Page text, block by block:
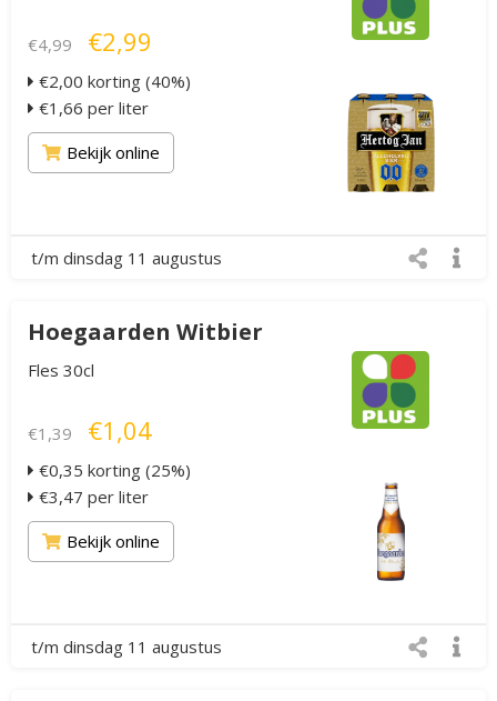
€4,99 €2,99
€2,00 korting (40%)
€1,66 per liter
Bekijk online
t/m dinsdag 11 augustus
Hoegaarden Witbier
Fles 30cl
€1,39 €1,04
€0,35 korting (25%)
€3,47 per liter
Bekijk online
t/m dinsdag 11 augustus